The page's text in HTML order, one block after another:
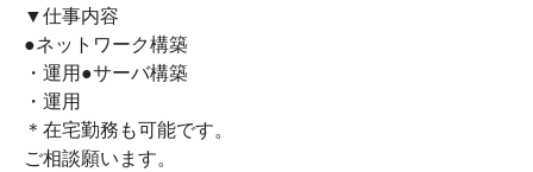
▼仕事内容
●ネットワーク構築
・運用●サーバ構築
・運用
＊在宅勤務も可能です。
ご相談願います。